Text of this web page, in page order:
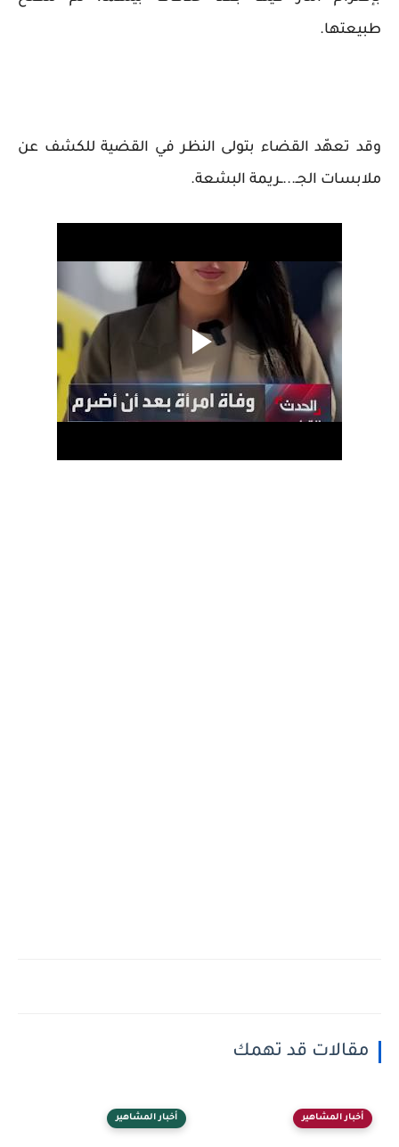
طبيعتها.
وقد تعهّد القضاء بتولى النظر في القضية للكشف عن
ملابسات الجـ...ـريمة البشعة.
مقالات قد تهمك
أخبار المشاهير أخبار المشاهير